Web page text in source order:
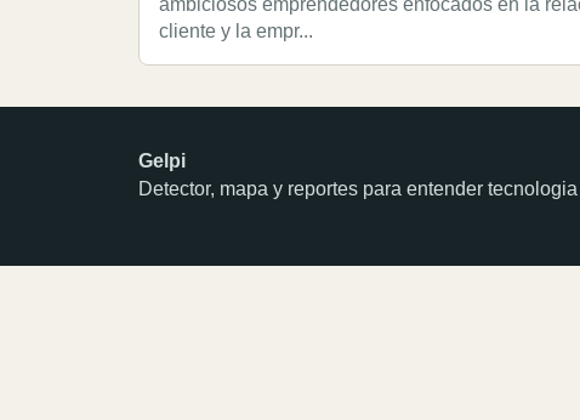
ambiciosos emprendedores enfocados en la
cliente y la empr...
Gelpi
Detector, mapa y reportes para entender